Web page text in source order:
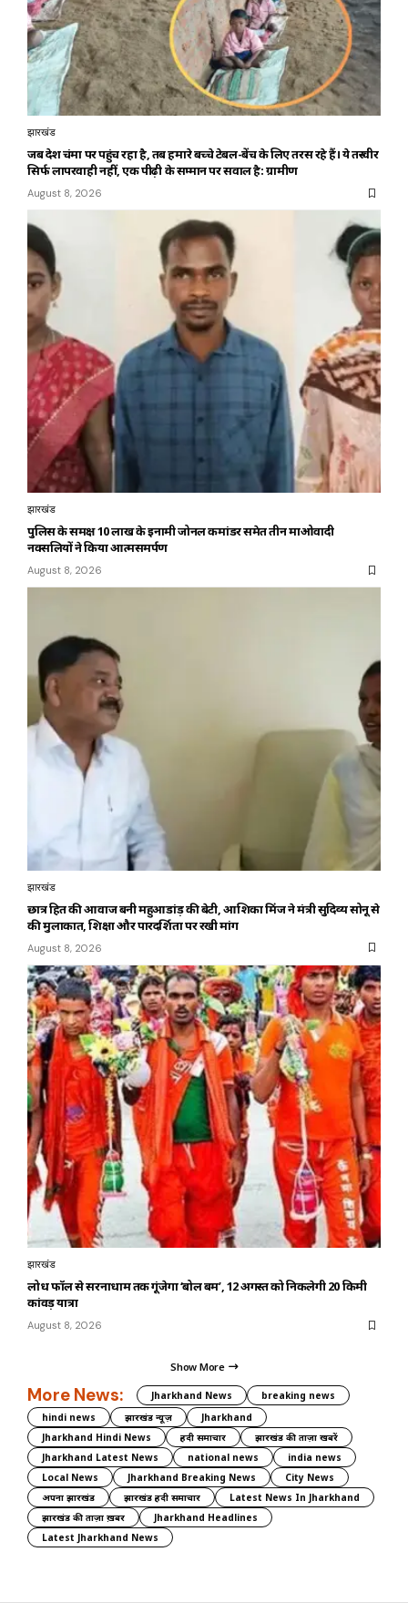
झारखंड
जब देश चंद्रमा पर पहुंच रहा है, तब हमारे बच्चे टेबल-बेंच के लिए तरस रहे हैं। ये तस्वीर
सिर्फ लापरवाही नहीं, एक पीढ़ी के सम्मान पर सवाल है: ग्रामीण
August 8, 2026
झारखंड
पुलिस के समक्ष 10 लाख के इनामी जोनल कमांडर समेत तीन माओवादी
नक्सलियों ने किया आत्मसमर्पण
August 8, 2026
झारखंड
छात्र हित की आवाज बनी महुआडांड़ की बेटी, आशिका मिंज ने मंत्री सुदिव्य सोनू से
की मुलाकात, शिक्षा और पारदर्शिता पर रखी मांग
August 8, 2026
झारखंड
लोध फॉल से सरनाधाम तक गूंजेगा ‘बोल बम’, 12 अगस्त को निकलेगी 20 किमी
कांवड़ यात्रा
August 8, 2026
Show More
More News: Jharkhand News
breaking news
hindi news
झारखंड न्यूज़
Jharkhand
Jharkhand Hindi News
हिंदी समाचार
झारखंड की ताज़ा खबरें
Jharkhand Latest News
national news
india news
Local News
Jharkhand Breaking News
City News
अपना झारखंड
झारखंड हिंदी समाचार
Latest News In Jharkhand
झारखंड की ताज़ा ख़बर
Jharkhand Headlines
Latest Jharkhand News